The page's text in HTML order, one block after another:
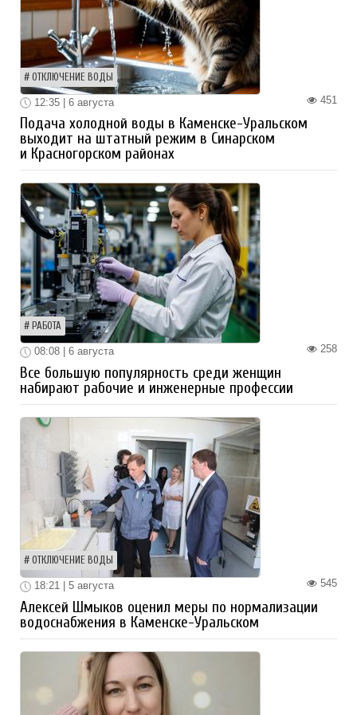
ОТКЛЮЧЕНИЕ ВОДЫ
451
12:35 | 6 августа
Подача холодной воды в Каменске-Уральском
выходит на штатный режим в Синарском
и Красногорском районах
РАБОТА
258
08:08 | 6 августа
Все большую популярность среди женщин
набирают рабочие и инженерные профессии
ОТКЛЮЧЕНИЕ ВОДЫ
545
18:21 | 5 августа
Алексей Шмыков оценил меры по нормализации
водоснабжения в Каменске-Уральском